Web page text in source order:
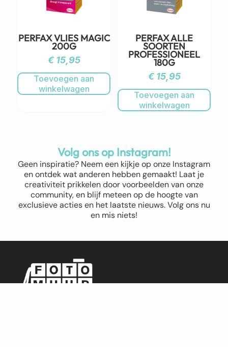
PERFAX VLIES MAGIC
200G
€15,95
Toevoegen aan
winkelwagen
PERFAX ALLE
SOORTEN
PROFESSIONEEL
180G
€15,95
Toevoegen aan
winkelwagen
Volg ons op Instagram!
Geen inspiratie? Neem een kijkje op onze Instagram
en ontdek wat anderen hebben gemaakt! Laat je
creativiteit prikkelen door voorbeelden van onze
community, en blijf meteen op de hoogte van
exclusieve acties en het laatste nieuws. Volg ons nu
en mis niets!